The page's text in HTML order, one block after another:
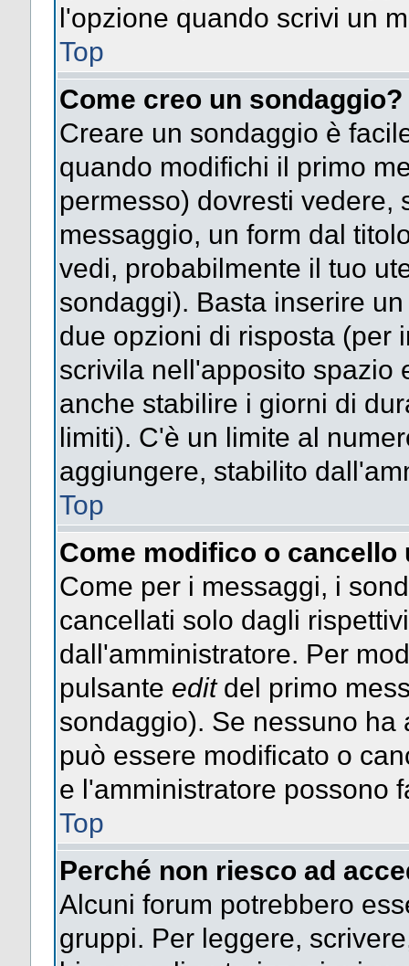
l'opzione quando scrivi un
Top
Come creo un sondaggio?
Creare un sondaggio è
quando modifichi il primo
permesso) dovresti vedere,
messaggio, un form dal
vedi, probabilmente il tuo
sondaggi). Basta inserire
due opzioni di risposta (per
scrivila nell'apposito spazio
anche stabilire i giorni di
limiti). C'è un limite al
aggiungere, stabilito
Top
Come modifico o cancello
Come per i messaggi, i
cancellati solo dagli
dall'amministratore. Per
pulsante editdel primo
sondaggio). Se nessuno
può essere modificato o
e l'amministratore possono
Top
Perché non riesco ad
Alcuni forum potrebbero
gruppi. Per leggere,